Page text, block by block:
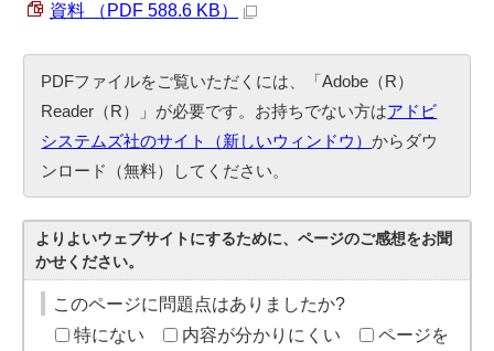
資料 （PDF 588.6 KB）
PDFファイルをご覧いただくには、「Adobe（R）
Reader（R）」が必要です。お持ちでない方はアドビ
システムズ社のサイト（新しいウィンドウ）からダウ
ンロード（無料）してください。
よりよいウェブサイトにするために、ページのご感想をお聞
かせください。
このページに問題点はありましたか?
特にない
内容が分かりにくい
ページを